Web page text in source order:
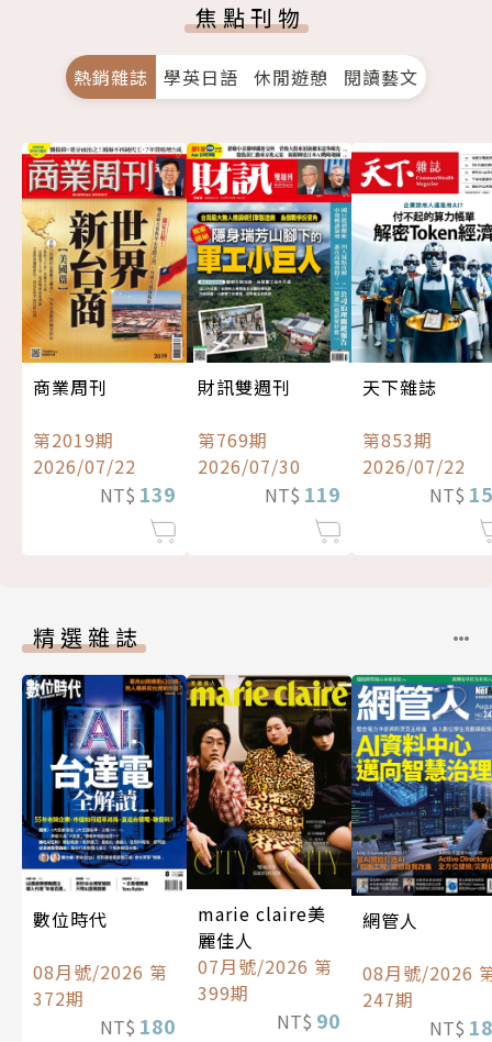
焦點刊物
熱銷雜誌 學英日語 休閒遊憩 閱讀藝文
商業周刊
第2019期
2026/07/22
NT$ 139
財訊雙週刊
第769期
2026/07/30
NT$ 119
天下雜誌
第853期
2026/07/22
NT$
精選雜誌
數位時代
08月號/2026 第
372期
NT$ 180
marie claire美
麗佳人
07月號/2026 第
399期
NT$ 90
網管人
08月號/2026
247期
NT$